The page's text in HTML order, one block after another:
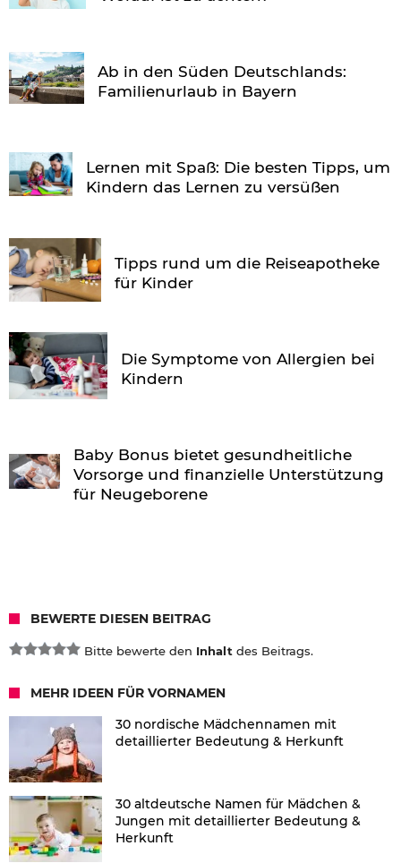
Ab in den Süden Deutschlands:
Familienurlaub in Bayern
Lernen mit Spaß: Die besten Tipps, um
Kindern das Lernen zu versüßen
Tipps rund um die Reiseapotheke
für Kinder
Die Symptome von Allergien bei
Kindern
Baby Bonus bietet gesundheitliche
Vorsorge und finanzielle Unterstützung
für Neugeborene
BEWERTE DIESEN BEITRAG
Bitte bewerte den Inhalt des Beitrags.
MEHR IDEEN FÜR VORNAMEN
30 nordische Mädchennamen mit
detaillierter Bedeutung & Herkunft
30 altdeutsche Namen für Mädchen &
Jungen mit detaillierter Bedeutung &
Herkunft